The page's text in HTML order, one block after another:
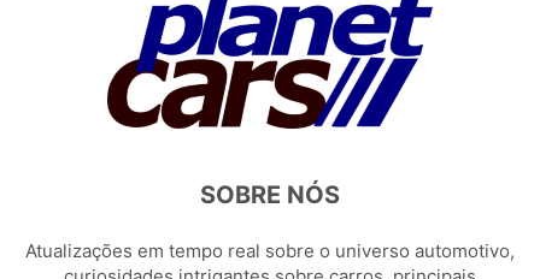
SOBRE NÓS
Atualizações em tempo real sobre o universo automotivo,